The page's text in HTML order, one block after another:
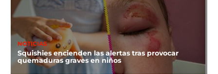
NOTICIAS
Squishies encienden las alertas tras provocar
quemaduras graves en niños